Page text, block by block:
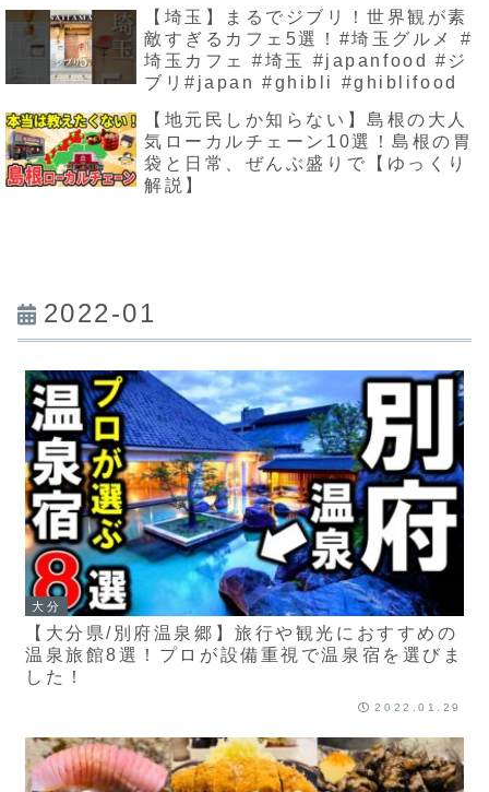
【埼玉】まるでジブリ！世界観が素
敵すぎるカフェ5選！#埼玉グルメ #
埼玉カフェ #埼玉 #japanfood #ジ
ブリ#japan #ghibli #ghiblifood
【地元民しか知らない】島根の大人
気ローカルチェーン10選！島根の胃
袋と日常、ぜんぶ盛りで【ゆっくり
解説】
2022-01
大分
【大分県/別府温泉郷】旅行や観光におすすめの
温泉旅館8選！プロが設備重視で温泉宿を選びま
した！
2022.01.29